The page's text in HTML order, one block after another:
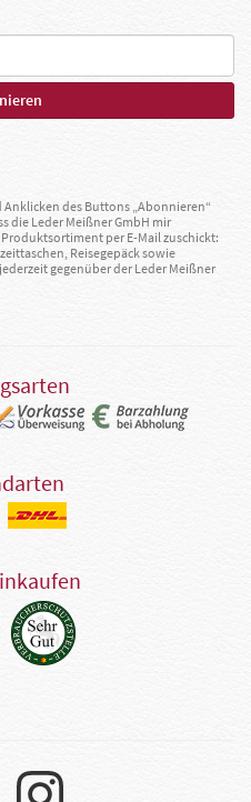
Anklicken des Buttons „Abonnieren“
die Leder Meißner GmbH mir
per E-Mail zuschickt:
Reisegepäck sowie
gegenüber der Leder Meißner